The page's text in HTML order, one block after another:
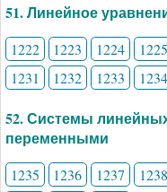
51. Линейное
1222 1223 1224 1225
1231
1232 1233 1234
52. Системы
переменными
1235 1236 1237 1238